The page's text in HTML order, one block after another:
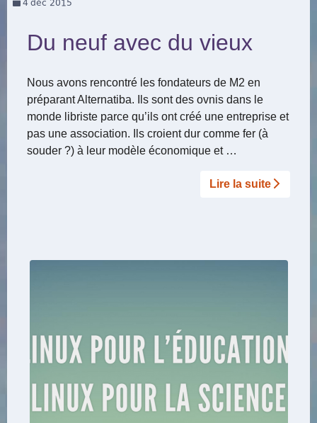
4déc 2015
Du neuf avec du vieux
Nous avons rencontré les fondateurs de M2 en
préparant Alternatiba. Ils sont des ovnis dans le
monde libriste parce qu’ils ont créé une entreprise et
pas une association. Ils croient dur comme fer (à
souder ?) à leur modèle économique et …
Lire la suite­­